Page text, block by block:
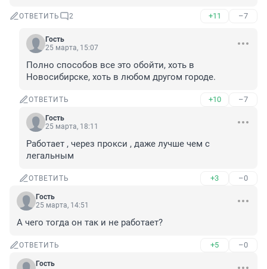
ОТВЕТИТЬ 2 +11 –7
Гость
25 марта, 15:07
Полно способов все это обойти, хоть в
Новосибирске, хоть в любом другом городе.
ОТВЕТИТЬ +10 –7
Гость
25 марта, 18:11
Работает , через прокси , даже лучше чем с
легальным
ОТВЕТИТЬ +3 –0
Гость
25 марта, 14:51
А чего тогда он так и не работает?
ОТВЕТИТЬ +5 –0
Гость